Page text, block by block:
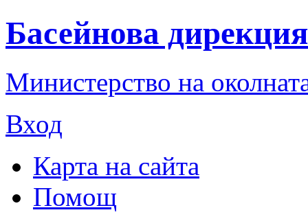
Басейнова
Министерство на
Вход
Карта на сайта
Помощ